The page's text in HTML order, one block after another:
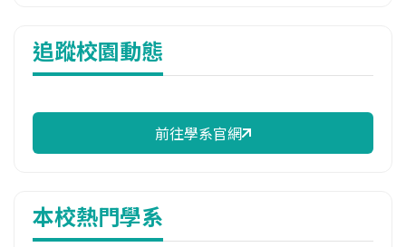
10,750 元/學期
114年註冊率
(08)7703202 #7550
屏東縣內埔鄉學府路1號
追蹤校園動態
前往學系官網
本校熱門學系